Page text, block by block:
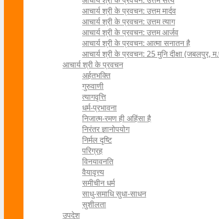
आचार्य श्री के प्रवचन: उत्तम मार्दव
आचार्य श्री के प्रवचन: उत्तम त्याग
आचार्य श्री के प्रवचन: उत्तम आर्जव
आचार्य श्री के प्रवचन: आत्मा सनातन है
आचार्य श्री के प्रवचन: 25 मुनि दीक्षा (जबलपुर,
आचार्य श्री के प्रवचन
अर्हतभक्ति
गुरुवाणी
त्यागवृत्ति
धर्म-प्रभावना
निजात्म-रमण ही अहिंसा है
निरंतर ज्ञानोपयोग
निर्मल दृष्टि
परिग्रह
विनयावनति
वैयावृत्त्य
समीचीन धर्म
साधु-समाधि सुधा-साधन
सुशीलता
उपदेश